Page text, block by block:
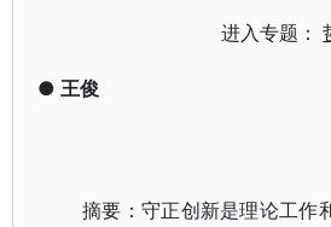
进入专题：
● 王俊
摘要：守正创新是理论工作